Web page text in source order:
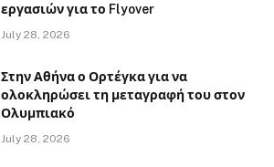
εργασιών για το Flyover
July 28, 2026
Στην Αθήνα ο Ορτέγκα για να
ολοκληρώσει τη μεταγραφή του στον
Ολυμπιακό
July 28, 2026